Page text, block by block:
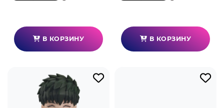
В КОРЗИНУ В КОРЗИНУ